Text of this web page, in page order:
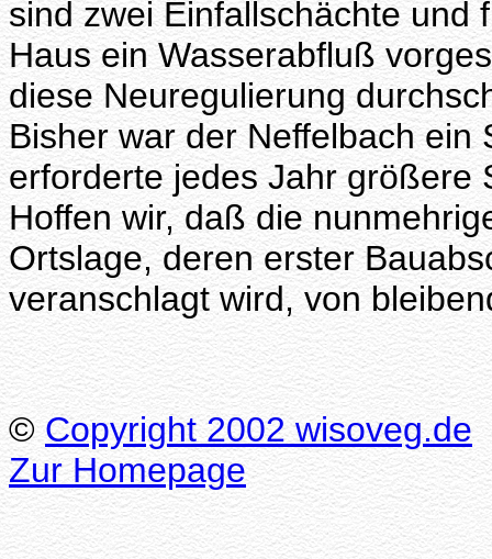
sind zwei Einfallschächte und
Haus ein Wasserabfluß
diese Neuregulierung
Bisher war der Neffelbach
erforderte jedes Jahr größere
Hoffen wir, daß die
Ortslage, deren erster
veranschlagt wird, von
© Copyright 2002 wisoveg.de
Zur Homepage